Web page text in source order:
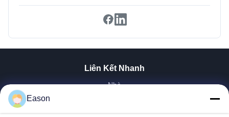
Liên Kết Nhanh
Nhà
Video
Eason